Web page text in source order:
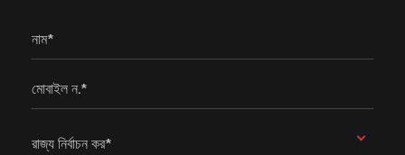
নাম*
মোবাইল ন.*
রাজ্য নির্বাচন কর*